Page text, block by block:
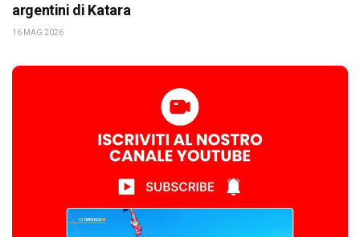
argentini di Katara
16 MAG 2026